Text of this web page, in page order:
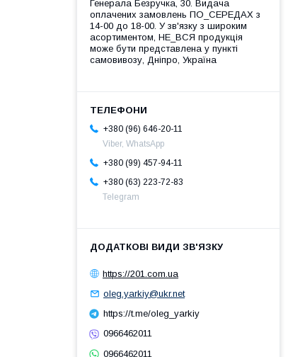
Генерала Безручка, 30. Видача
оплачених замовлень ПО_СЕРЕДАХ з
14-00 до 18-00. У зв'язку з широким
асортиментом, НЕ_ВСЯ продукція
може бути представлена у пункті
самовивозу, Дніпро, Україна
+380 (96) 646-20-11
Viber, WhatsApp
+380 (99) 457-94-11
+380 (63) 223-72-83
Telegram
https://201.com.ua
oleg.yarkiy@ukr.net
https://t.me/oleg_yarkiy
0966462011
0966462011